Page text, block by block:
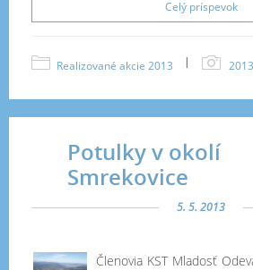
Celý príspevok
Realizované akcie 2013 |
Potulky v okolí
Smrekovice
5. 5. 2013
Členovia KST Mladosť